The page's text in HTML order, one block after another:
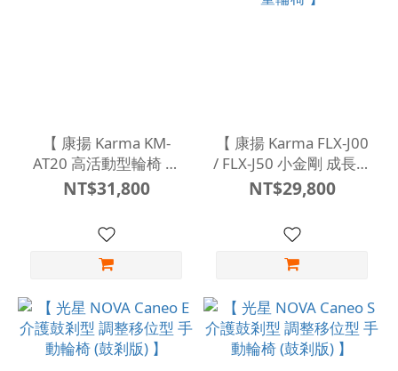
【 康揚 Karma KM-
AT20 高活動型輪椅 量
身訂製 】
NT$31,800
【 康揚 Karma FLX-J00
/ FLX-J50 小金剛 成長型
兒童輪椅 】
NT$29,800